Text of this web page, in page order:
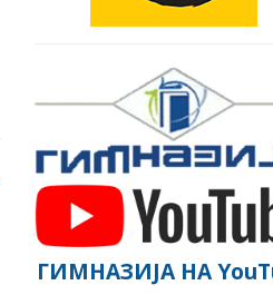
ГИМНАЗИЈА НА